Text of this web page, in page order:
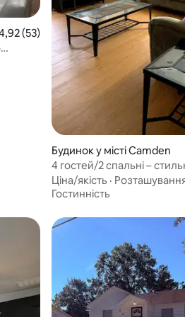
оцінка: 4,92 з 5, відгуки: 53
(53)
Будинок у місті Camden
4 гостей/2 спальні –
нещодавно
Ціна/якість ·
Гостинність